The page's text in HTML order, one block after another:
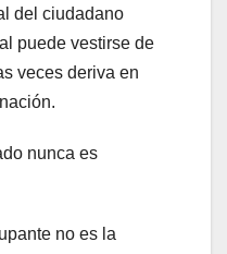
del ciudadano
puede vestirse de
veces deriva en
nunca es
no es la